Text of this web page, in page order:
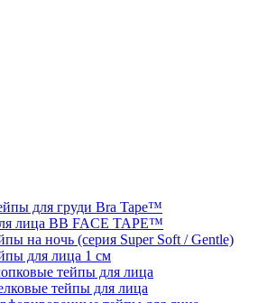
для груди Bra Tape™
лица BB FACE TAPE™
на ночь (серия Super Soft / Gentle)
для лица 1 см
тейпы для лица
тейпы для лица